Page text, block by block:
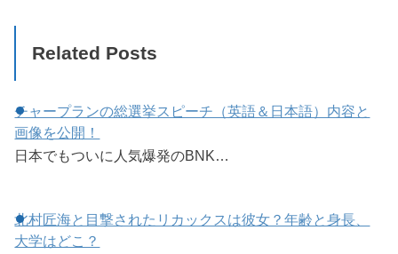
Related Posts
チャープランの総選挙スピーチ（英語＆日本語）内容と
画像を公開！
日本でもついに人気爆発のBNK…
北村匠海と目撃されたリカックスは彼女？年齢と身長、
大学はどこ？